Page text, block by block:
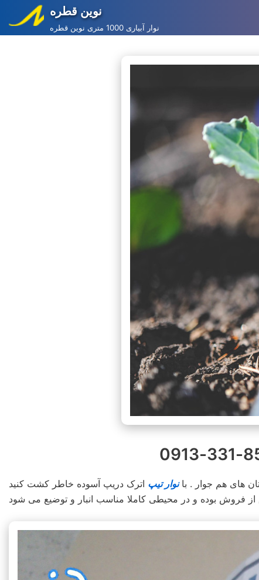
Skip
to
نوین قطره
نوار آبیاری 1000 متری نوین قطره
های هم جوار . بانوار تیپ